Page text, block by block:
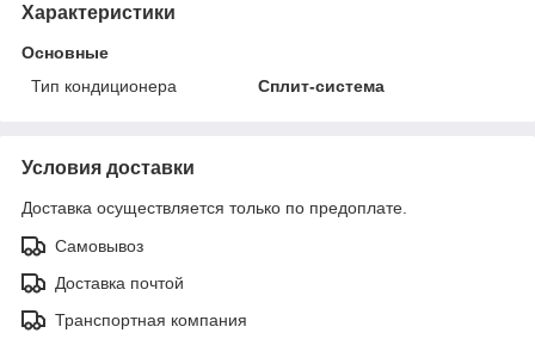
Характеристики
Основные
Тип кондиционера
Сплит-система
Условия доставки
Доставка осуществляется только по предоплате.
Самовывоз
Доставка почтой
Транспортная компания